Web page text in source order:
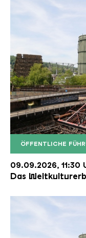
ÖFFENTLICHE
Der
Copyright:
09.09.2026, 11:30
Das